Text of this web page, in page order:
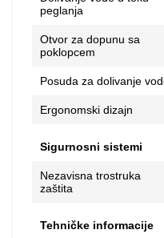
peglanja
Otvor za dopunu sa
poklopcem
Posuda za dolivanje
Ergonomski dizajn
Sigurnosni sistemi
Nezavisna trostruka
zaštita
Tehničke informacije